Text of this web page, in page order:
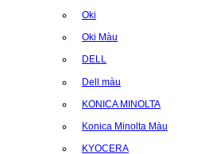
Oki
Oki Màu
DELL
Dell màu
KONICA MINOLTA
Konica Minolta Màu
KYOCERA